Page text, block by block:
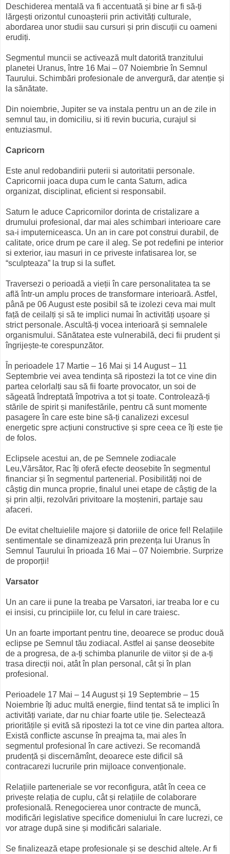
Deschiderea mentală va fi accentuată și bine ar fi să-ți
lărgești orizontul cunoașterii prin activități culturale,
abordarea unor studii sau cursuri și prin discuții cu oameni
erudiți.
Segmentul muncii se activează mult datorită tranzitului
planetei Uranus, între 16 Mai – 07 Noiembrie în Semnul
Taurului. Schimbări profesionale de anvergură, dar atenție și
la sănătate.
Din noiembrie, Jupiter se va instala pentru un an de zile in
semnul tau, in domiciliu, si iti revin bucuria, curajul si
entuziasmul.
Capricorn
Este anul redobandirii puterii si autoritatii personale.
Capricornii joaca dupa cum le canta Saturn, adica
organizat, disciplinat, eficient si responsabil.
Saturn le aduce Capricornilor dorinta de cristalizare a
drumului profesional, dar mai ales schimbari interioare care
sa-i imputerniceasca. Un an in care pot construi durabil, de
calitate, orice drum pe care il aleg. Se pot redefini pe interior
si exterior, iau masuri in ce priveste infatisarea lor, se
“sculpteaza” la trup si la suflet.
Traversezi o perioadă a vieții în care personalitatea ta se
află într-un amplu proces de transformare interioară. Astfel,
până pe 06 August este posibil să te izolezi ceva mai mult
față de ceilalți și să te implici numai în activități ușoare și
strict personale. Ascultă-ți vocea interioară și semnalele
organismului. Sănătatea este vulnerabilă, deci fii prudent și
îngrijește-te corespunzător.
În perioadele 17 Martie – 16 Mai și 14 August – 11
Septembrie vei avea tendința să ripostezi la tot ce vine din
partea celorlalți sau să fii foarte provocator, un soi de
săgeată îndreptată împotriva a tot și toate. Controlează-ți
stările de spirit și manifestările, pentru că sunt momente
pasagere în care este bine să-ți canalizezi excesul
energetic spre acțiuni constructive și spre ceea ce îți este ție
de folos.
Eclipsele acestui an, de pe Semnele zodiacale
Leu,Vărsător, Rac îți oferă efecte deosebite în segmentul
financiar și în segmentul partenerial. Posibilități noi de
câștig din munca proprie, finalul unei etape de câștig de la
și prin alții, rezolvări privitoare la moșteniri, partaje sau
afaceri.
De evitat cheltuielile majore și datoriile de orice fel! Relațiile
sentimentale se dinamizează prin prezența lui Uranus în
Semnul Taurului în prioada 16 Mai – 07 Noiembrie. Surprize
de proporții!
Varsator
Un an care ii pune la treaba pe Varsatori, iar treaba lor e cu
ei insisi, cu principiile lor, cu felul in care traiesc.
Un an foarte important pentru tine, deoarece se produc două
eclipse pe Semnul tău zodiacal. Astfel ai șanse deosebite
de a progresa, de a-ți schimba planurile de viitor și de a-ți
trasa direcții noi, atât în plan personal, cât și în plan
profesional.
Perioadele 17 Mai – 14 August și 19 Septembrie – 15
Noiembrie îți aduc multă energie, fiind tentat să te implici în
activități variate, dar nu chiar foarte utile ție. Selectează
prioritățile și evită să ripostezi la tot ce vine din partea altora.
Există conflicte ascunse în preajma ta, mai ales în
segmentul profesional în care activezi. Se recomandă
prudență și discernămînt, deoarece este dificil să
contracarezi lucrurile prin mijloace convenționale.
Relațiile parteneriale se vor reconfigura, atât în ceea ce
privește relația de cuplu, cât și relațiile de colaborare
profesională. Renegocierea unor contracte de muncă,
modificări legislative specifice domeniului în care lucrezi, ce
vor atrage după sine și modificări salariale.
Se finalizează etape profesionale și se deschid altele. Ar fi